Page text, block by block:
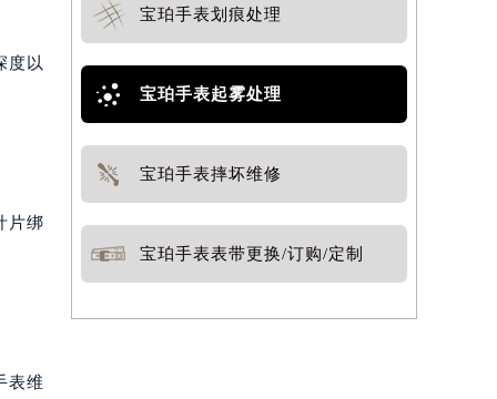
度以
片绑
表维
宝珀手表划痕处理
宝珀手表起雾处理
宝珀手表摔坏维修
宝珀手表表带更换/订购/定制